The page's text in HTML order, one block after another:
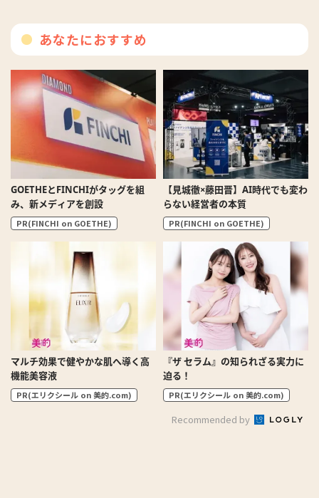
あなたにおすすめ
GOETHEとFINCHIがタッグを組
み、新メディアを創設
PR(FINCHI on GOETHE)
【見城徹×藤田晋】AI時代でも変わ
らない経営者の本質
PR(FINCHI on GOETHE)
マルチ効果で健やかな肌へ導く高
機能美容液
PR(エリクシール on 美的.com)
『ザ セラム』の知られざる実力に
迫る！
PR(エリクシール on 美的.com)
Recommended by